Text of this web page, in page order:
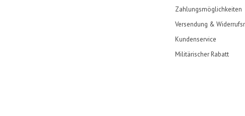
Zahlungsmöglichkeiten
Versendung &
Kundenservice
Militärischer Rabatt